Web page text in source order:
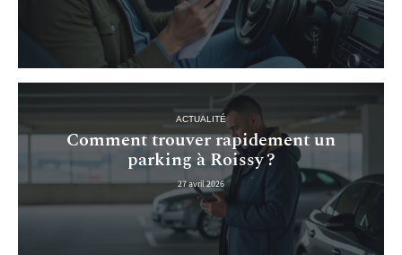
ACTUALITÉ
Comment trouver rapidement un
parking à Roissy ?
27 avril 2026